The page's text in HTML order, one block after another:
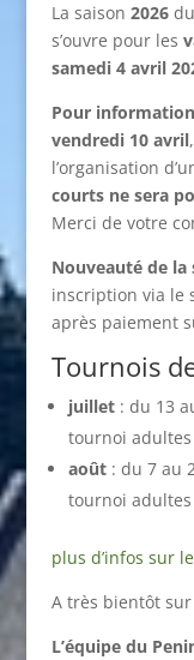
La saison 2026du
s’ouvre pour les
samedi 4 avril
Pour information
vendredi 10 avril
l’organisation
courts ne sera
Merci de votre
Nouveauté de la
inscription via le
après paiement
Tournois
juillet: du 13
tournoi adultes
août: du 7 au
tournoi adultes
plus d’infos sur
A très bientôt
L’équipe du